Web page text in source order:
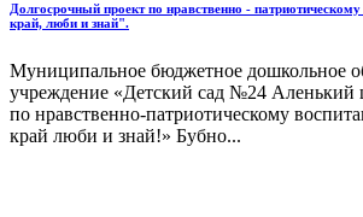
Долгосрочный проект по нравственно -
край, люби и знай".
Муниципальное бюджетное дошкольное
учреждение «Детский сад №24 Аленький
по нравственно-патриотическому
край люби и знай!» Бубно...